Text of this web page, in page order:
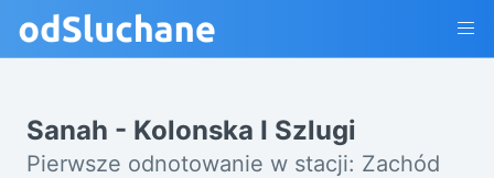
Sanah - Kolonska I Szlugi
Pierwsze odnotowanie w stacji: Zachód